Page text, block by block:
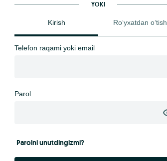
YOKI
Kirish Ro‘yxatdan o‘tish
Telefon raqami yoki email
Parol
Parolni unutdingizmi?